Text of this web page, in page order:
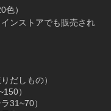
色）
ンストアでも販売され
だしもの）
）
31~70）